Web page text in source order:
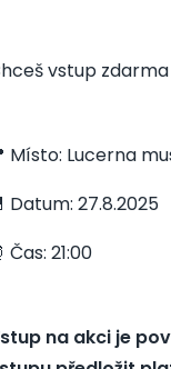
vstup zdarma
Místo: Lucerna
Datum: 27.8.2025
Čas: 21:00
na akci je